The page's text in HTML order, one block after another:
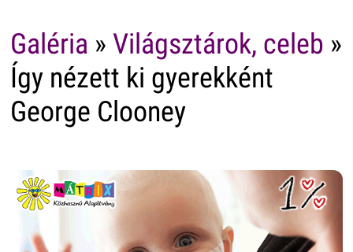
Galéria » Világsztárok, celeb »
Így nézett ki gyerekként
George Clooney